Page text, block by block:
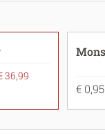
36,99
€ 0,95